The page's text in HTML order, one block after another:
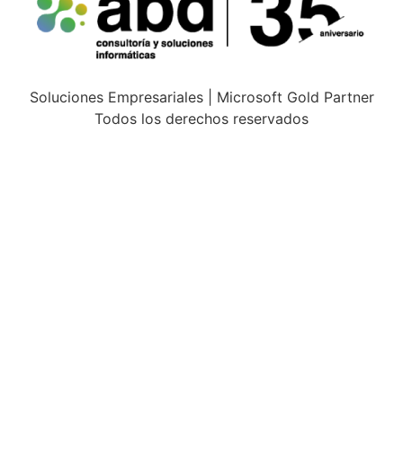
Soluciones Empresariales | Microsoft Gold Partner
Todos los derechos reservados